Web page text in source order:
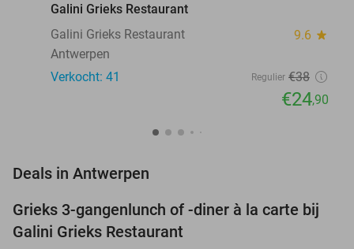
Galini Grieks Restaurant
Galini Grieks Restaurant
9.6 star
Antwerpen
Verkocht: 41
Regulier €38
€24,90
Deals in Antwerpen
34%
TODAY
Grieks 3-gangenlunch of -diner à la carte bij
Galini Grieks Restaurant